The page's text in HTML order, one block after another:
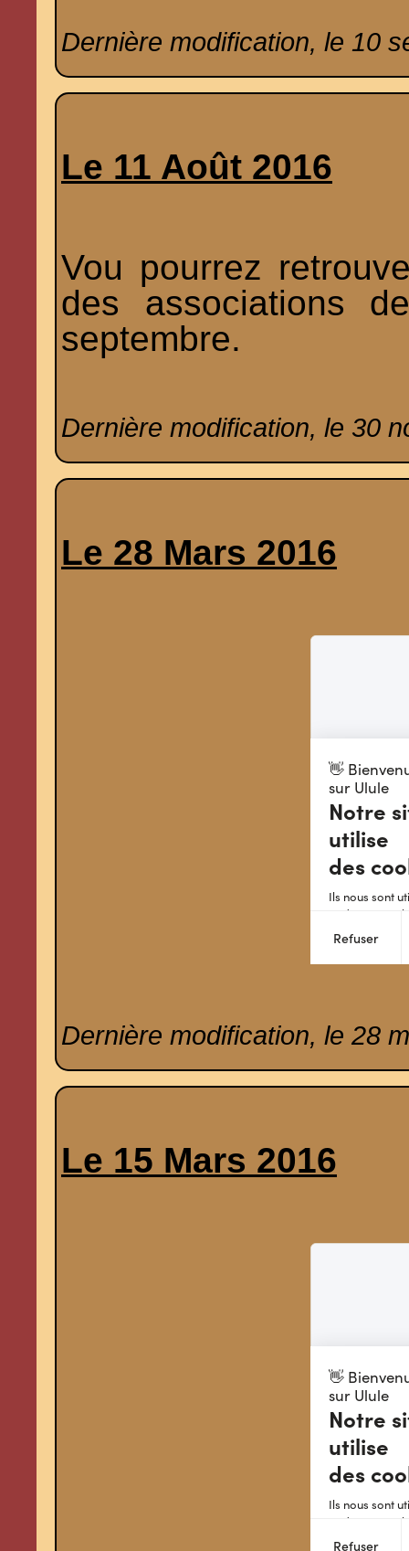
Dernière modification, le 10
Le 11 Août 2016
Vou pourrez
des associations
septembre.
Dernière modification, le 30
Le 28 Mars 2016
Dernière modification, le 28
Le 15 Mars 2016